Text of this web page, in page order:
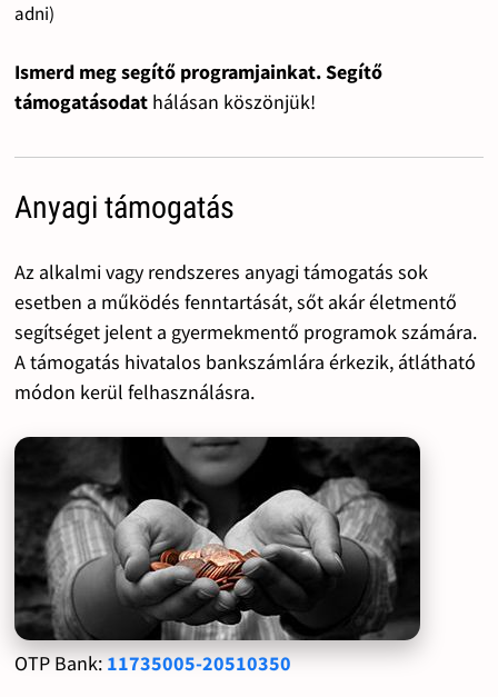
adni)
Ismerd meg segítő programjainkat. Segítő
támogatásodat hálásan köszönjük!
Anyagi támogatás
Az alkalmi vagy rendszeres anyagi támogatás sok
esetben a működés fenntartását, sőt akár életmentő
segítséget jelent a gyermekmentő programok számára.
A támogatás hivatalos bankszámlára érkezik, átlátható
módon kerül felhasználásra.
OTP Bank: 11735005-20510350